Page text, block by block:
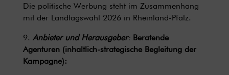
Die politische Werbung steht im Zusammenhang
mit der Landtagswahl 2026 in Rheinland-Pfalz.
9. Anbieter und Herausgeber: Beratende
Agenturen (inhaltlich-strategische Begleitung der
Kampagne):